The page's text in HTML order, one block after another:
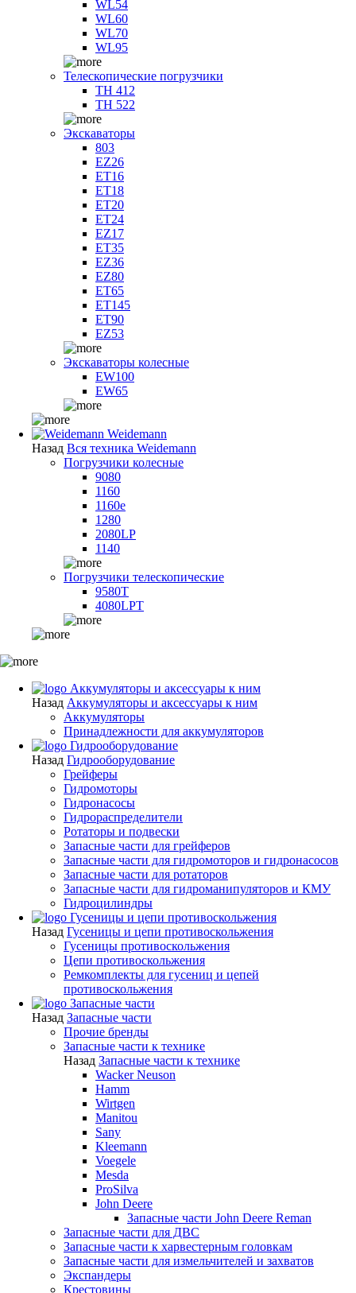
WL54
WL60
WL70
WL95
Телескопические погрузчики
TH 412
TH 522
Экскаваторы
803
EZ26
ET16
ET18
ET20
ET24
EZ17
ET35
EZ36
EZ80
ET65
ET145
ET90
EZ53
Экскаваторы колесные
EW100
EW65
Weidemann
Назад Вся техника Weidemann
Погрузчики колесные
9080
1160
1160e
1280
2080LP
1140
Погрузчики телескопические
9580T
4080LPT
Аккумуляторы и аксессуары к ним
Назад Аккумуляторы и аксессуары к ним
Аккумуляторы
Принадлежности для аккумуляторов
Гидрооборудование
Назад Гидрооборудование
Грейферы
Гидромоторы
Гидронасосы
Гидрораспределители
Ротаторы и подвески
Запасные части для грейферов
Запасные части для гидромоторов и гидронасосов
Запасные части для ротаторов
Запасные части для гидроманипуляторов и КМУ
Гидроцилиндры
Гусеницы и цепи противоскольжения
Назад Гусеницы и цепи противоскольжения
Гусеницы противоскольжения
Цепи противоскольжения
Ремкомплекты для гусениц и цепей
противоскольжения
Запасные части
Назад Запасные части
Прочие бренды
Запасные части к технике
Назад Запасные части к технике
Wacker Neuson
Hamm
Wirtgen
Manitou
Sany
Kleemann
Voegele
Mesda
ProSilva
John Deere
Запасные части John Deere Reman
Запасные части для ДВС
Запасные части к харвестерным головкам
Запасные части для измельчителей и захватов
Экспандеры
Крестовины